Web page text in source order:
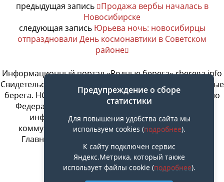
предыдущая запись
Продажа вербы началась в
Новосибирске
следующая запись Юрьева ночь: новосибирцы
отпраздновали День космонавтики в Советском
районе
Информационный портал «Родные берега» rberega.info
Свидетельство о регистрации сетевого издания «Родные
берега. НСК»: Эл № ФС77-74717 от 11.01.2019 г., выдано
Федеральной службой по надзору в сфере связи,
информационных технологий и массовых
коммуникаций. Учредитель ООО «СовИнформ».
Главный редактор Байжанов Ерлан Омарович
Предупреждение о сборе
статистики
Для повышения удобства сайта мы
используем cookies (подробнее).
К сайту подключен сервис
Яндекс.Метрика, который также
использует файлы cookie (подробнее).
Наверх